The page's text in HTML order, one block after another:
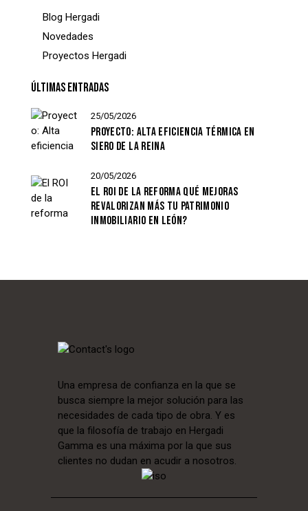
Blog Hergadi
Novedades
Proyectos Hergadi
ÚLTIMAS ENTRADAS
25/05/2026
PROYECTO: ALTA EFICIENCIA TÉRMICA EN
SIERO DE LA REINA
20/05/2026
EL ROI DE LA REFORMA QUÉ MEJORAS
REVALORIZAN MÁS TU PATRIMONIO
INMOBILIARIO EN LEÓN?
Una empresa de confianza en la que se
busca siempre la mejor solución para las
necesidades de cada tipo de obra. Y es
que la filosofía de trabajo en Hergadi
Gamma es una máxima por la que sus
clientes no dudan en acudir a nosotros.